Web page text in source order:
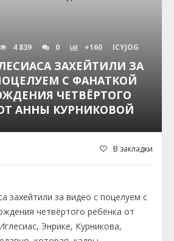
4 839 0 +160 ICYJOG
ЗАХЕЙТИЛИ ЗА
С ФАНАТКОЙ
ЧЕТВЁРТОГО
АННЫ КУРНИКОВОЙ
В закладки